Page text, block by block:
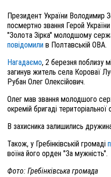
Президент України Володимир
посмертно звання Герой
"Золота Зірка" молодшому
повідомили в Полтавській ОВА.
Нагадаємо, 2 березня поблизу
загинув житель села Короваї
Рубан Олег Олексійович.
Олег мав звання молодшого
окремій бригаді територіальної
В захисника залишились
Також, у Гребінківській громаді
воїна його орден "За мужність".
Фото: Гребінківська громада